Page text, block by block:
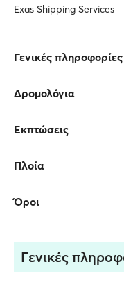
Exas Shipping Services
Γενικές πληροφορίες
Δρομολόγια
Εκπτώσεις
Πλοία
Όροι
Γενικές